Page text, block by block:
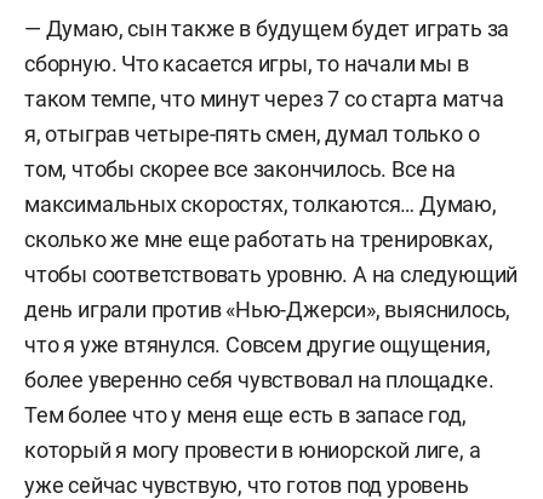
— Думаю, сын также в будущем будет играть за
сборную. Что касается игры, то начали мы в
таком темпе, что минут через 7 со старта матча
я, отыграв четыре-пять смен, думал только о
том, чтобы скорее все закончилось. Все на
максимальных скоростях, толкаются… Думаю,
сколько же мне еще работать на тренировках,
чтобы соответствовать уровню. А на следующий
день играли против «Нью-Джерси», выяснилось,
что я уже втянулся. Совсем другие ощущения,
более уверенно себя чувствовал на площадке.
Тем более что у меня еще есть в запасе год,
который я могу провести в юниорской лиге, а
уже сейчас чувствую, что готов под уровень